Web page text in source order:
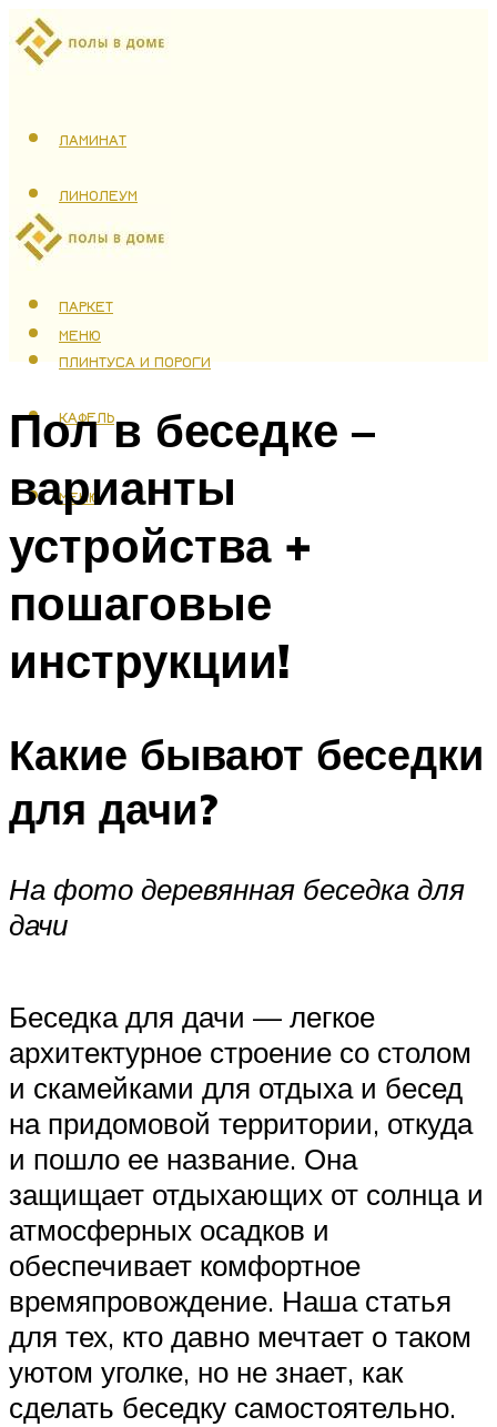
ЛАМИНАТ
ЛИНОЛЕУМ
ТЕПЛЫЙ ПОЛ
ПАРКЕТ
ПЛИНТУСА И ПОРОГИ
КАФЕЛЬ
МЕНЮ
МЕНЮ
Пол в беседке –
варианты
устройства +
пошаговые
инструкции!
Какие бывают беседки
для дачи?
На фото деревянная беседка для
дачи
Беседка для дачи — легкое
архитектурное строение со столом
и скамейками для отдыха и бесед
на придомовой территории, откуда
и пошло ее название. Она
защищает отдыхающих от солнца и
атмосферных осадков и
обеспечивает комфортное
времяпровождение. Наша статья
для тех, кто давно мечтает о таком
уютом уголке, но не знает, как
сделать беседку самостоятельно.